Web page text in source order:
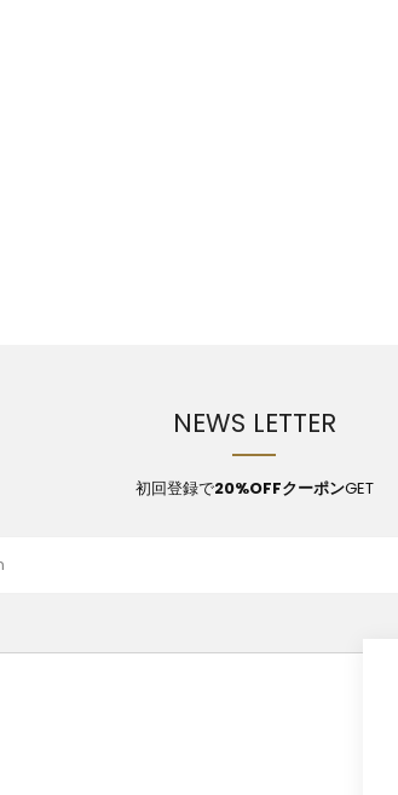
NEWS LETTER
初回登録で20%OFFクーポンGET